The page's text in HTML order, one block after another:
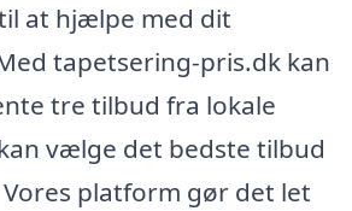
at hjælpe med dit
tapetsering-pris.dk kan
tre tilbud fra lokale
vælge det bedste tilbud
platform gør det let